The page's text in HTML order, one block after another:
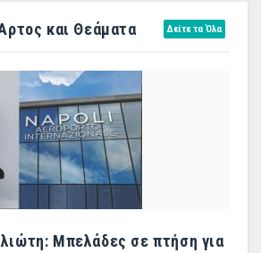
και Θεάματα Δείτε τα Όλα
Μπελάδες σε πτήση για